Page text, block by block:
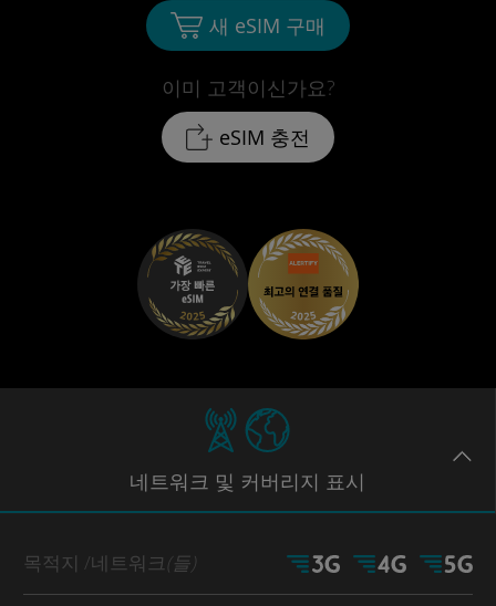
이미 고객이신가요?
eSIM 충전
새 eSIM 구매
네트워크 및 커버리지 표시
목적지 /네트워크(들)